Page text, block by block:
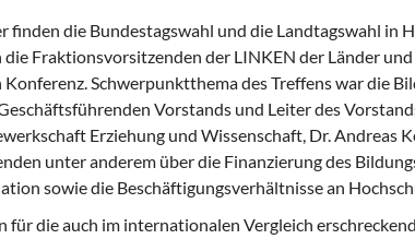
finden die Bundestagswahl und die Landtagswahl in
Fraktionsvorsitzenden der LINKEN der Länder
Konferenz. Schwerpunktthema des Treffens war die
Vorstands und Leiter des
Erziehung und Wissenschaft, Dr. Andreas
unter anderem über die Finanzierung des
sowie die Beschäftigungsverhältnisse an
für die auch im internationalen Vergleich